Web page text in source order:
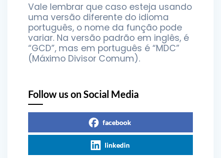
Vale lembrar que caso esteja usando
uma versão diferente do idioma
português, o nome da função pode
variar. Na versão padrão em inglês, é
“GCD”, mas em português é “MDC”
(Máximo Divisor Comum).
Follow us on Social Media
facebook
linkedin